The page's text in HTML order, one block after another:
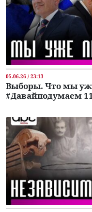
05.06.26 / 23:13
Выборы. Что мы
#Давайподумаем